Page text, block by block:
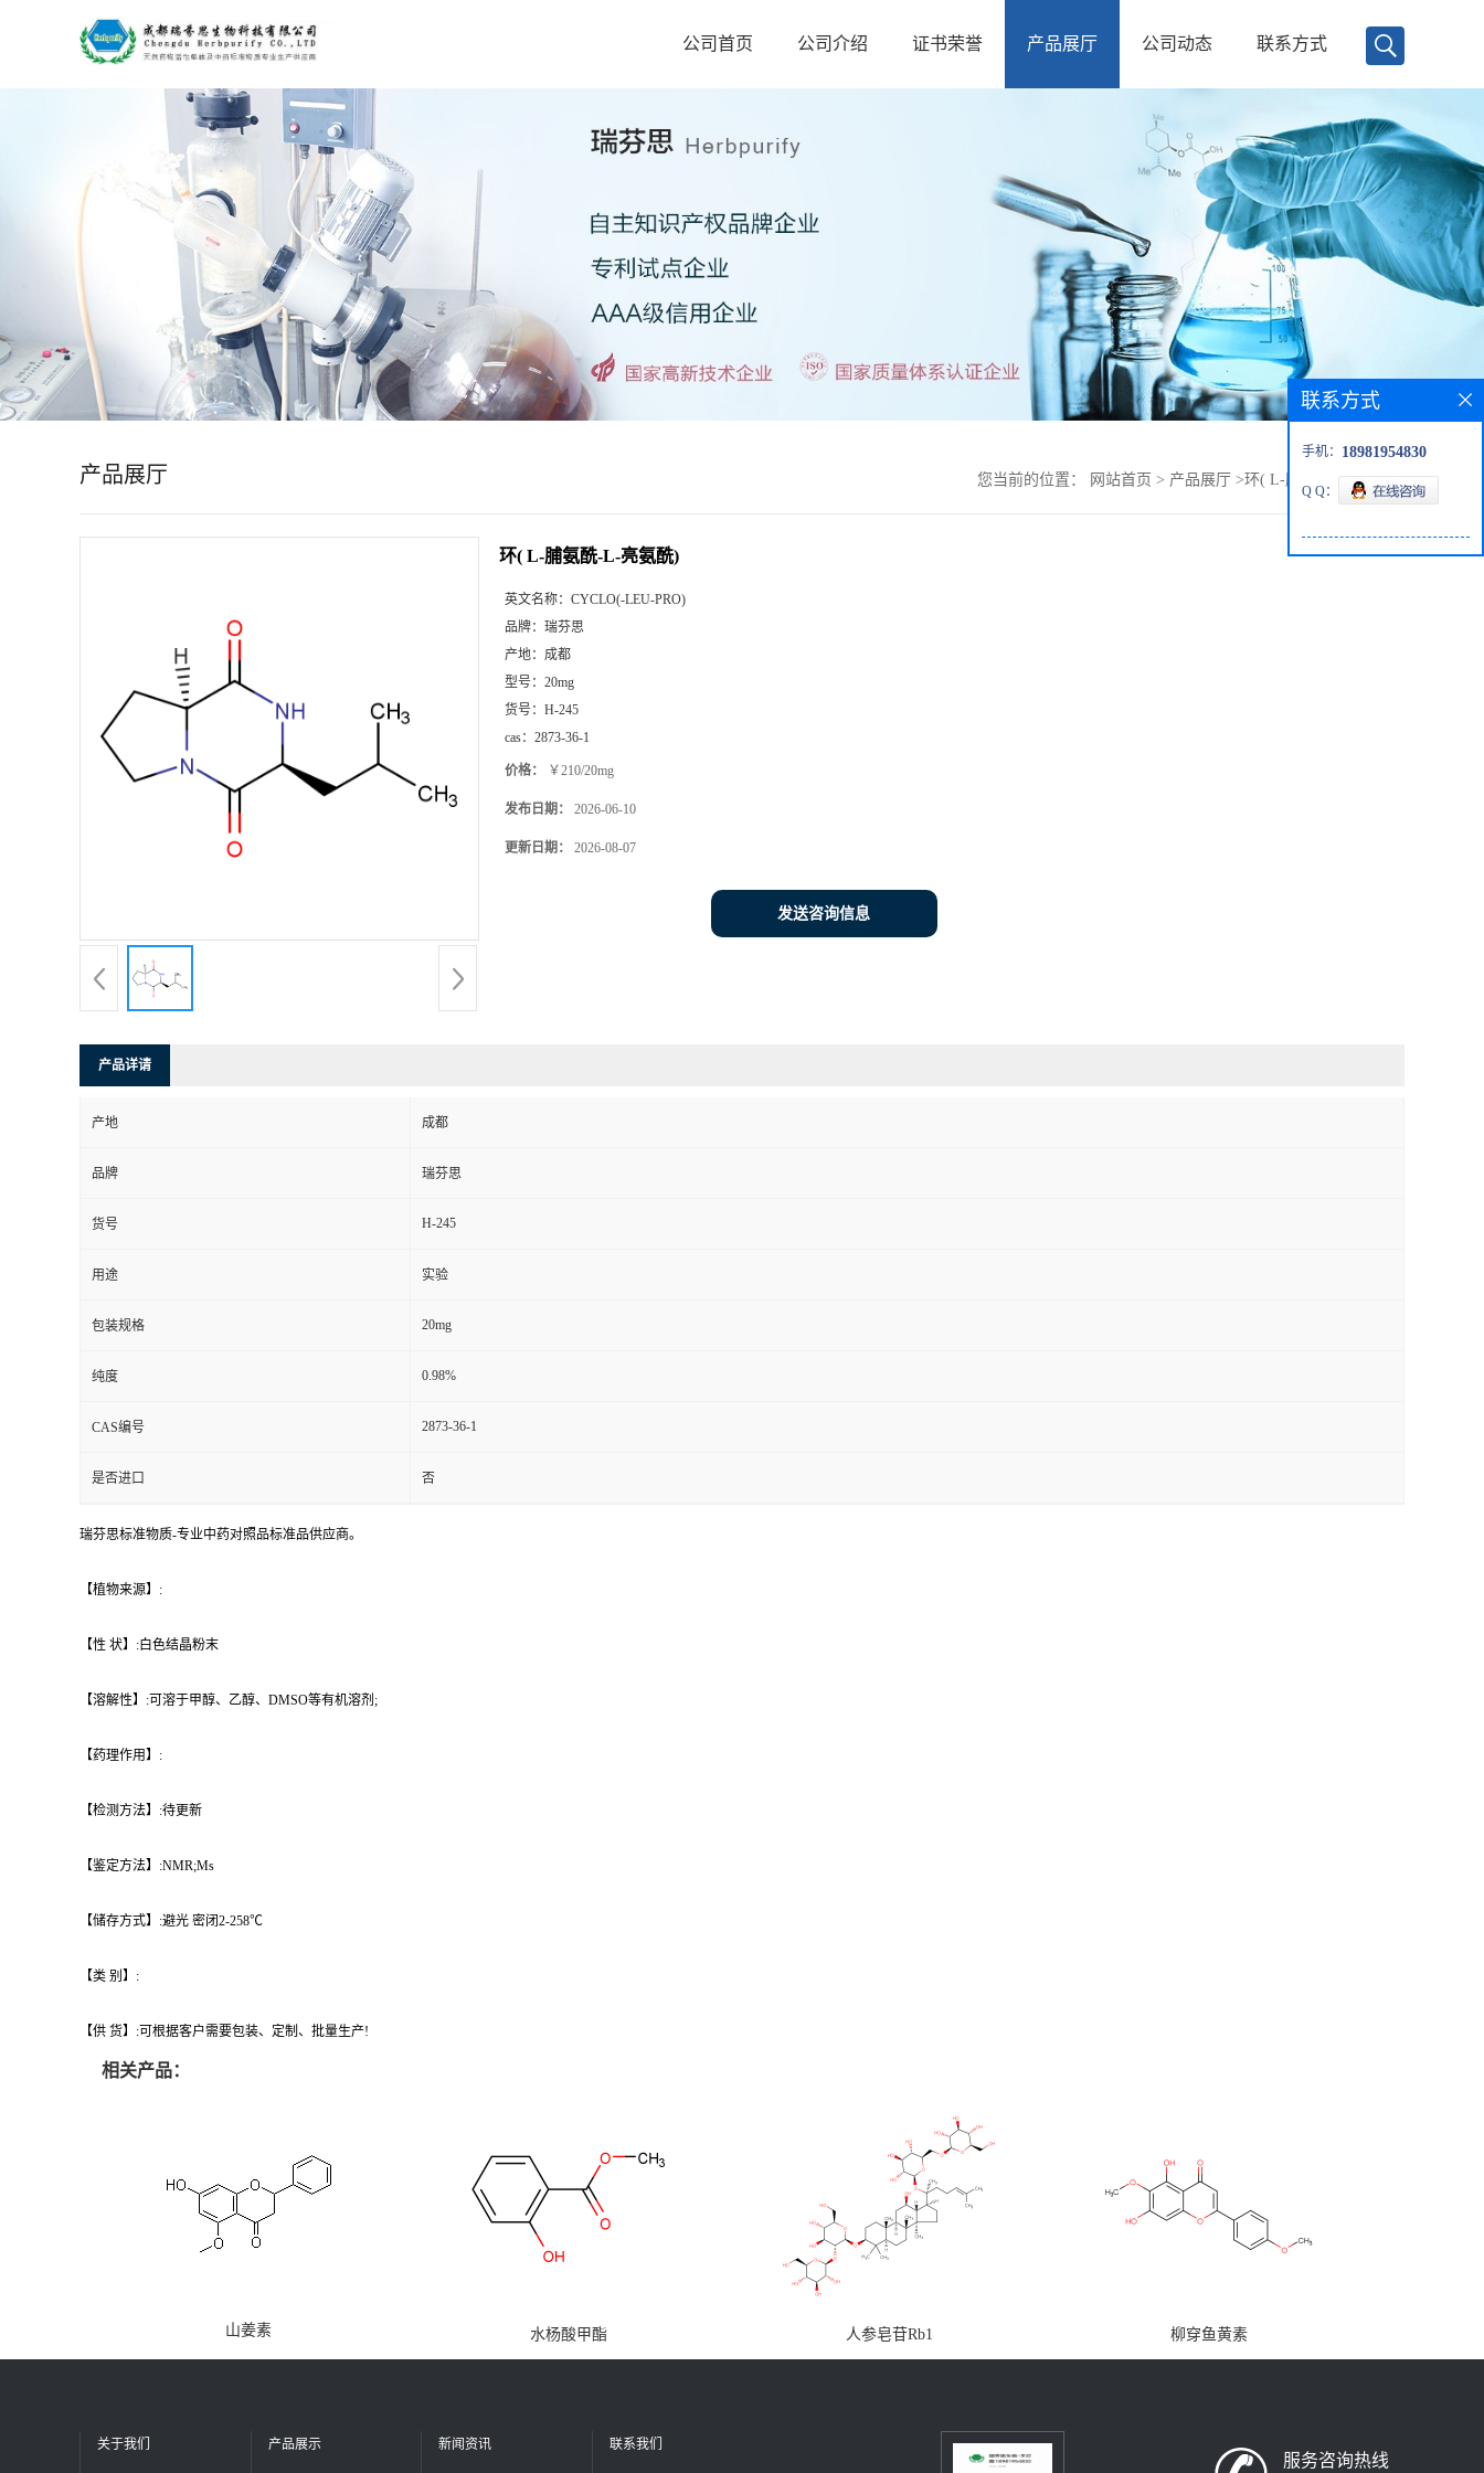
司
介
公司首页 公司介绍 证书荣誉 产品展厅 公司动态 联系方式
产品展厅 您当前的位置： 网站首页 > 产品展厅 >环( L-脯氨酰-L-亮氨酰)
环( L-脯氨酰-L-亮氨酰)
英文名称： CYCLO(-LEU-PRO)
品牌： 瑞芬思
产地： 成都
型号： 20mg
货号： H-245
cas： 2873-36-1
价格： ￥210/20mg
发布日期： 2026-06-10
更新日期： 2026-08-07
发送咨询信息
产品详请
产地 成都
品牌 瑞芬思
货号 H-245
用途 实验
包装规格 20mg
纯度 0.98%
CAS编号 2873-36-1
是否进口 否
瑞芬思标准物质-专业中药对照品标准品供应商。
【植物来源】:
【性 状】:白色结晶粉末
【溶解性】:可溶于甲醇、乙醇、DMSO等有机溶剂;
【药理作用】:
【检测方法】:待更新
【鉴定方法】:NMR;Ms
【储存方式】:避光 密闭2-258℃
【类 别】:
【供 货】:可根据客户需要包装、定制、批量生产!
相关产品：
山姜素 水杨酸甲酯 人参皂苷Rb1 柳穿鱼黄素
联系方式
手机： 18981954830
Q Q：
关于我们 产品展示 新闻资讯 联系我们
服务咨询热线